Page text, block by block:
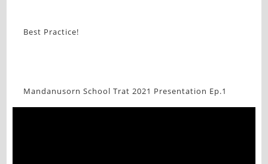
Best Practice!
Mandanusorn School Trat 2021 Presentation Ep.1